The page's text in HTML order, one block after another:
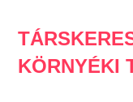
KÖRNYÉKI